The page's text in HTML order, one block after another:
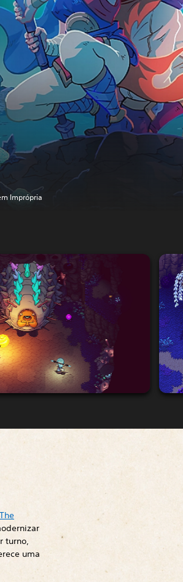
Imprópria
The
turno,
uma